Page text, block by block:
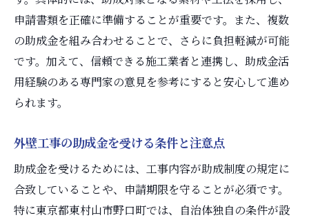
申請書類を正確に準備することが重要です。また、複数
の助成金を組み合わせることで、さらに負担軽減が可能
です。加えて、信頼できる施工業者と連携し、助成金活
用経験のある専門家の意見を参考にすると安心して進め
られます。
外壁工事の助成金を受ける条件と注意点
助成金を受けるためには、工事内容が助成制度の規定に
合致していることや、申請期限を守ることが必須です。
特に東京都東村山市野口町では、自治体独自の条件が設